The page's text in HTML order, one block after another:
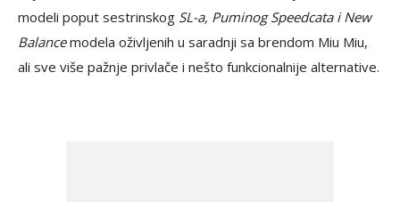
modeli poput sestrinskog SL-a, Puminog Speedcata i New
Balancemodela oživljenih u saradnji sa brendom Miu Miu,
ali sve više pažnje privlače i nešto funkcionalnije alternative.